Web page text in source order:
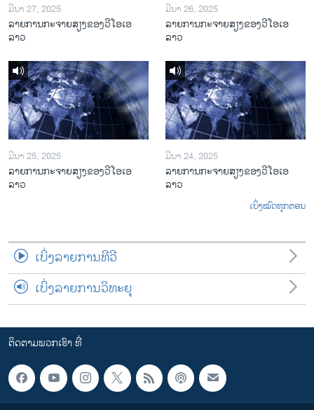
ມີນາ 27, 2025
ລາຍການກະຈາຍສຽງຂອງວີໂອເອ
ລາວ
ມີນາ 26, 2025
ລາຍການກະຈາຍສຽງຂອງວີໂອເອ
ລາວ
ມີນາ 25, 2025
ລາຍການກະຈາຍສຽງຂອງວີໂອເອ
ລາວ
ມີນາ 24, 2025
ລາຍການກະຈາຍສຽງຂອງວີໂອເອ
ລາວ
ເບິ່ງໝົດທຸກຕອນ
ເບິ່ງລາຍການທີວີ
ເບິ່ງລາຍການວິທະຍຸ
ຕິດຕາມພວກເຮົາ ທີ່